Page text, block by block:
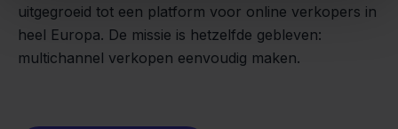
uitgegroeid tot een platform voor online verkopers in
heel Europa. De missie is hetzelfde gebleven:
multichannel verkopen eenvoudig maken.